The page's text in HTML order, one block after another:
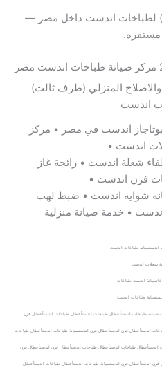
لطباخات اندست داخل مصر —
مستقرة.
المنزلي (طرف ثالث)
اندست
اندست في مصر • مركز
اندست •
شعلة اندست • رائحة غاز
فرن اندست •
شواية اندست • ضبط لهب
• خدمة صيانة منزلية
اندستصيانة طباخات اندست
شعلات اندست
اندست طباخات
طباخات اندست
طباخات اندستأعطال طباخات اندستأعطال طباخات اندستأعطال فرن
اندستأعطال فرن اندستأعطال فرن اندستصيانة طباخات اندست أعطال طباخات
اندست أعطال طباخات اندستأعطال طباخات اندستأعطال فرن اندستأعطال فرن
اندستأعطال فرن اندستصيانة طباخات اندست أعطال طباخات اندستأعطال